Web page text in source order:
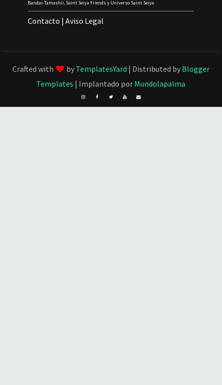
Bandai-Tamashii, Saint Seiya Friends y Universo Saint Seiya.
Contacto |Aviso Legal
Crafted with by TemplatesYard | Distributed by Blogger
Templates | Implantado por Mundolapalma